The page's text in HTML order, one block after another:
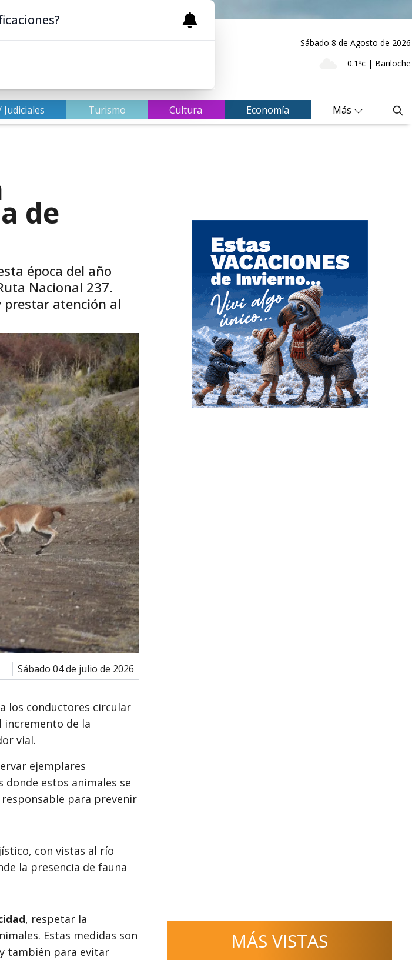
Sábado 8 de Agosto de 2026
0.1ºc | Bariloche
Judiciales Turismo Cultura Economía Más
de
época del año
Nacional 237.
prestar atención al
sábado 04 de julio de 2026
los conductores circular
incremento de la
vial.
ejemplares
donde estos animales se
para prevenir
con vistas al río
la presencia de fauna
, respetar la
Estas medidas son
también para evitar
MÁS VISTAS